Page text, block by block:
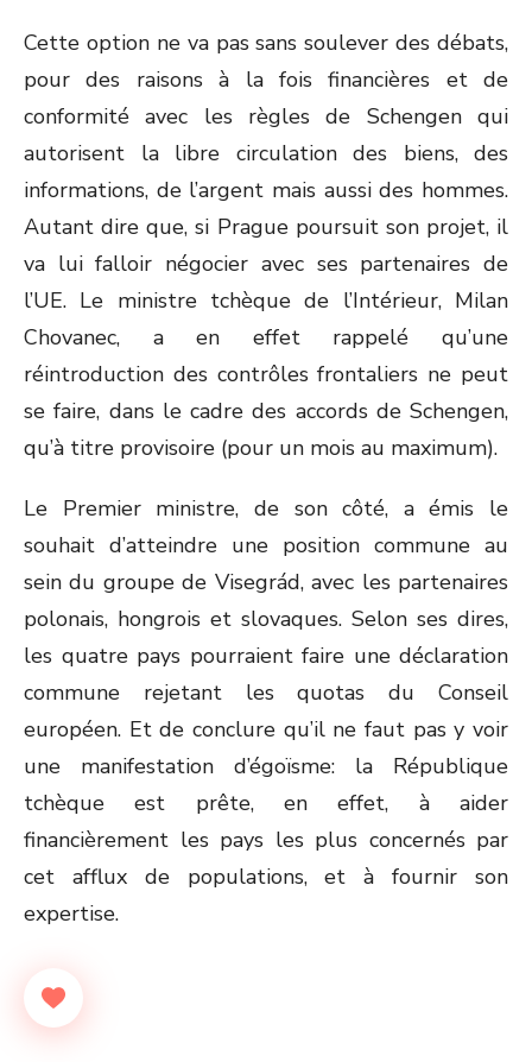
Cette option ne va pas sans soulever des débats,
pour des raisons à la fois financières et de
conformité avec les règles de Schengen qui
autorisent la libre circulation des biens, des
informations, de l’argent mais aussi des hommes.
Autant dire que, si Prague poursuit son projet, il
va lui falloir négocier avec ses partenaires de
l’UE. Le ministre tchèque de l’Intérieur, Milan
Chovanec, a en effet rappelé qu’une
réintroduction des contrôles frontaliers ne peut
se faire, dans le cadre des accords de Schengen,
qu’à titre provisoire (pour un mois au maximum).
Le Premier ministre, de son côté, a émis le
souhait d’atteindre une position commune au
sein du groupe de Visegrád, avec les partenaires
polonais, hongrois et slovaques. Selon ses dires,
les quatre pays pourraient faire une déclaration
commune rejetant les quotas du Conseil
européen. Et de conclure qu’il ne faut pas y voir
une manifestation d’égoïsme: la République
tchèque est prête, en effet, à aider
financièrement les pays les plus concernés par
cet afflux de populations, et à fournir son
expertise.